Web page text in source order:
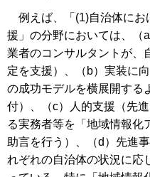
例えば、「(1)自治体にお
援」の分野においては、（
業者のコンサルタントが、
定を支援）、（b）実装に
の成功モデルを横展開する
付）、（c）人的支援（先
る実務者等を「地域情報化
助言を行う）、（d）先進
れぞれの自治体の状況に応